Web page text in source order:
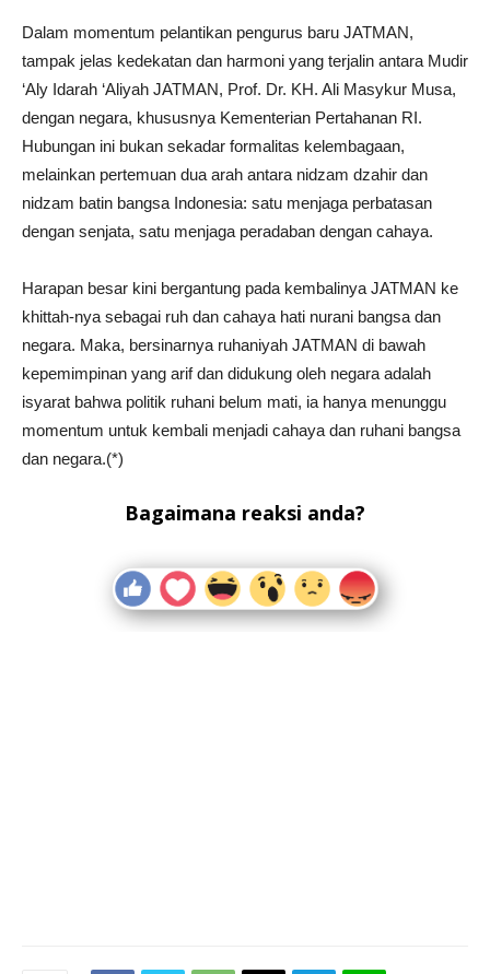
Dalam momentum pelantikan pengurus baru JATMAN,
tampak jelas kedekatan dan harmoni yang terjalin antara Mudir
‘Aly Idarah ‘Aliyah JATMAN, Prof. Dr. KH. Ali Masykur Musa,
dengan negara, khususnya Kementerian Pertahanan RI.
Hubungan ini bukan sekadar formalitas kelembagaan,
melainkan pertemuan dua arah antara nidzam dzahir dan
nidzam batin bangsa Indonesia: satu menjaga perbatasan
dengan senjata, satu menjaga peradaban dengan cahaya.
Harapan besar kini bergantung pada kembalinya JATMAN ke
khittah-nya sebagai ruh dan cahaya hati nurani bangsa dan
negara. Maka, bersinarnya ruhaniyah JATMAN di bawah
kepemimpinan yang arif dan didukung oleh negara adalah
isyarat bahwa politik ruhani belum mati, ia hanya menunggu
momentum untuk kembali menjadi cahaya dan ruhani bangsa
dan negara.(*)
Bagaimana reaksi anda?